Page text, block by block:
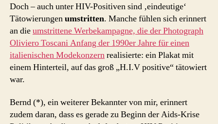
Doch – auch unter HIV-Positiven sind ‚eindeutige‘
Tätowierungenumstritten. Manche fühlen sich erinnert
an dieumstrittene Werbekampagne, die der Photograph
Oliviero Toscani Anfang der 1990er Jahre für einen
italienischen Modekonzernrealisierte: ein Plakat mit
einem Hinterteil, auf das groß „H.I.V positive“ tätowiert
war.
Bernd (*), ein weiterer Bekannter von mir, erinnert
zudem daran, dass es gerade zu Beginn der Aids-Krise